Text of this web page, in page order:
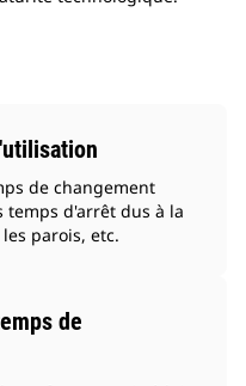
de changement
temps d'arrêt dus à la
parois, etc.
de